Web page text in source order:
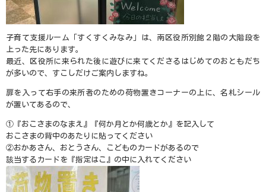
子育て支援ルーム「すくすくみなみ」は、南区役所別館２階の大階段を
上った先にあります。
最近、区役所に来られた後に遊びに来てくださるはじめてのおともだち
が多いので、すこしだけご案内しますね。
扉を入って右手の来所者のための荷物置きコーナーの上に、名札シール
が置いてあるので、
①『おこさまのなまえ』『何か月とか何歳とか』を記入して
おこさまの背中のあたりに貼ってください
②おかあさん、おとうさん、こどものカードがあるので
該当するカードを『指定はこ』の中に入れてください